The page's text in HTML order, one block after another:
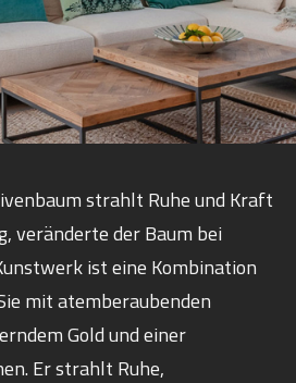
strahlt Ruhe und Kraft
veränderte der Baum bei
ist eine Kombination
mit atemberaubenden
Gold und einer
Er strahlt Ruhe,